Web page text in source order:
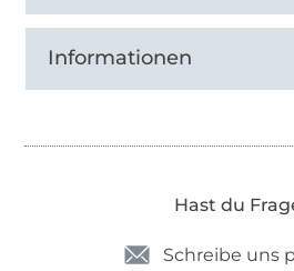
Informationen
Hast du
Schreibe uns